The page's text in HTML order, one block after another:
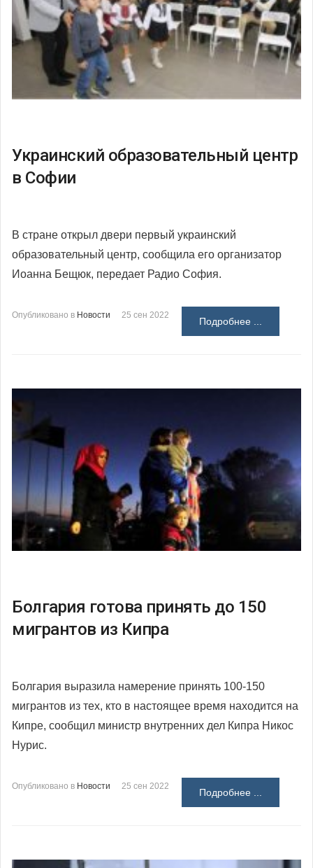
Украинский образовательный центр
в Софии
В стране открыл двери первый украинский
образовательный центр, сообщила его организатор
Иоанна Бещюк, передает Радио София.
Опубликовано в Новости 25 сен 2022
Подробнее ...
Болгария готова принять до 150
мигрантов из Кипра
Болгария выразила намерение принять 100-150
мигрантов из тех, кто в настоящее время находится на
Кипре, сообщил министр внутренних дел Кипра Никос
Нурис.
Опубликовано в Новости 25 сен 2022
Подробнее ...